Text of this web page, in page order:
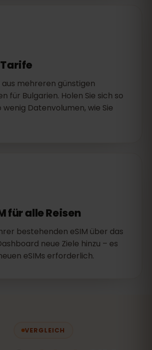
aus mehreren günstigen
für Bulgarien. Holen Sie sich so
wenig Datenvolumen, wie Sie
für alle Reisen
bestehenden eSIM über das
neue Ziele hinzu – es
eSIMs erforderlich.
VERGLEICH